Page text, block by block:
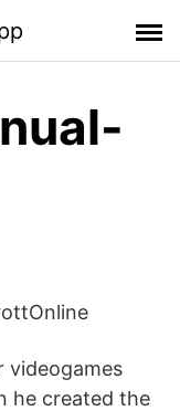
videogames
he created the